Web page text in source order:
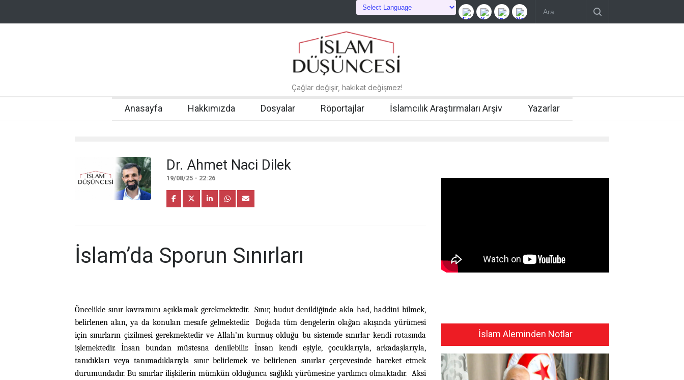
Çağlar değişir, hakikat değişmez!
Anasayfa Hakkımızda Dosyalar Röportajlar İslamcılık Araştırmaları Arşiv Yazarlar
Dr. Ahmet Naci Dilek
19/08/25 - 22:26
İslam’da Sporun Sınırları
Öncelikle sınır kavramını açıklamak gerekmektedir. Sınır, hudut denildiğinde akla had, haddini bilmek,
belirlenen alan, ya da konulan mesafe gelmektedir. Doğada tüm dengelerin olağan akışında yürümesi
için sınırların çizilmesi gerekmektedir ve Allah’ın kurmuş olduğu bu sistemde sınırlar kendi rotasında
işlemektedir. İnsan bundan müstesna denilebilir. İnsan kendi eşiyle, çocuklarıyla, arkadaşlarıyla,
tanıdıkları veya tanımadıklarıyla sınır belirlemek ve belirlenen sınırlar çerçevesinde hareket etmek
durumundadır. Bu sınırlar ilişkilerin mümkün olduğunca sağlıklı yürümesine yardımcı olmaktadır. Aksi
İslam Aleminden Notlar